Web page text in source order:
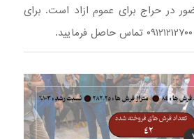
در حراج برای عموم ازاد است. برای